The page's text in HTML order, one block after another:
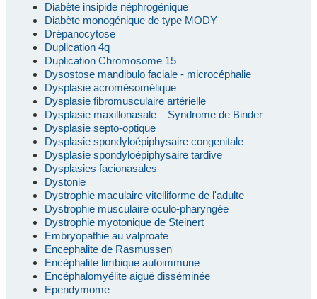
Diabète insipide néphrogénique
Diabète monogénique de type MODY
Drépanocytose
Duplication 4q
Duplication Chromosome 15
Dysostose mandibulo faciale - microcéphalie
Dysplasie acromésomélique
Dysplasie fibromusculaire artérielle
Dysplasie maxillonasale – Syndrome de Binder
Dysplasie septo-optique
Dysplasie spondyloépiphysaire congenitale
Dysplasie spondyloépiphysaire tardive
Dysplasies facionasales
Dystonie
Dystrophie maculaire vitelliforme de l'adulte
Dystrophie musculaire oculo-pharyngée
Dystrophie myotonique de Steinert
Embryopathie au valproate
Encephalite de Rasmussen
Encéphalite limbique autoimmune
Encéphalomyélite aiguë disséminée
Ependymome